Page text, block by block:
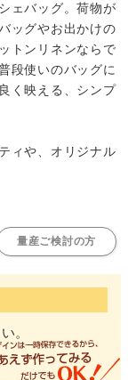
。
量産ご検討の方
ェバッグ。荷物が
ッグやお出かけの
トンリネンならで
段使いのバッグに
く映える、シンプ
ィや、オリジナル